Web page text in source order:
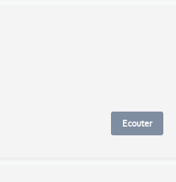
Ecouter